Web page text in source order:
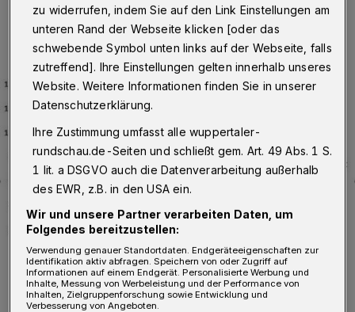
10.06.2022 , 10:10 Uhr Eine Minute Lesezeit
Der Verlauf der Corona-Pandemie in Wuppertal.
zu widerrufen, indem Sie auf den Link Einstellungen am
unteren Rand der Webseite klicken [oder das
schwebende Symbol unten links auf der Webseite, falls
zutreffend]. Ihre Einstellungen gelten innerhalb unseres
Website. Weitere Informationen finden Sie in unserer
Datenschutzerklärung.
Ihre Zustimmung umfasst alle wuppertaler-
rundschau.de-Seiten und schließt gem. Art. 49 Abs. 1 S.
1 lit. a DSGVO auch die Datenverarbeitung außerhalb
des EWR, z.B. in den USA ein.
Wir und unsere Partner verarbeiten Daten, um
Folgendes bereitzustellen:
Verwendung genauer Standortdaten. Endgeräteeigenschaften zur
Identifikation aktiv abfragen. Speichern von oder Zugriff auf
Informationen auf einem Endgerät. Personalisierte Werbung und
Inhalte, Messung von Werbeleistung und der Performance von
Inhalten, Zielgruppenforschung sowie Entwicklung und
Verbesserung von Angeboten.